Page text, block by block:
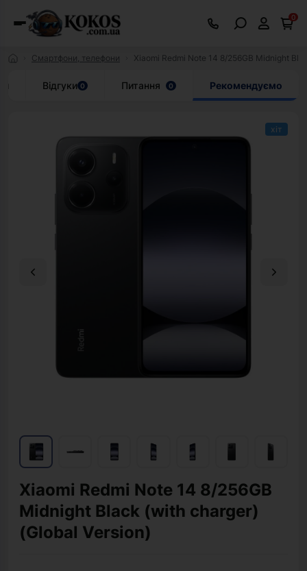
0
Смартфони, телефони Xiaomi Redmi Note 14 8/256GB Midnight
Відгуки 0 Питання 0 Рекомендуємо
хіт
Xiaomi Redmi Note 14 8/256GB
Midnight Black (with charger)
(Global Version)